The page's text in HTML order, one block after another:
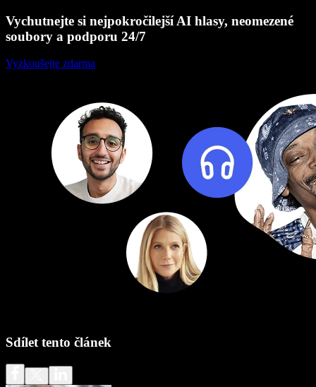
Vychutnejte si nejpokročilejší AI hlasy, neomezené
soubory a podporu 24/7
Vyzkoušejte zdarma
Sdílet tento článek